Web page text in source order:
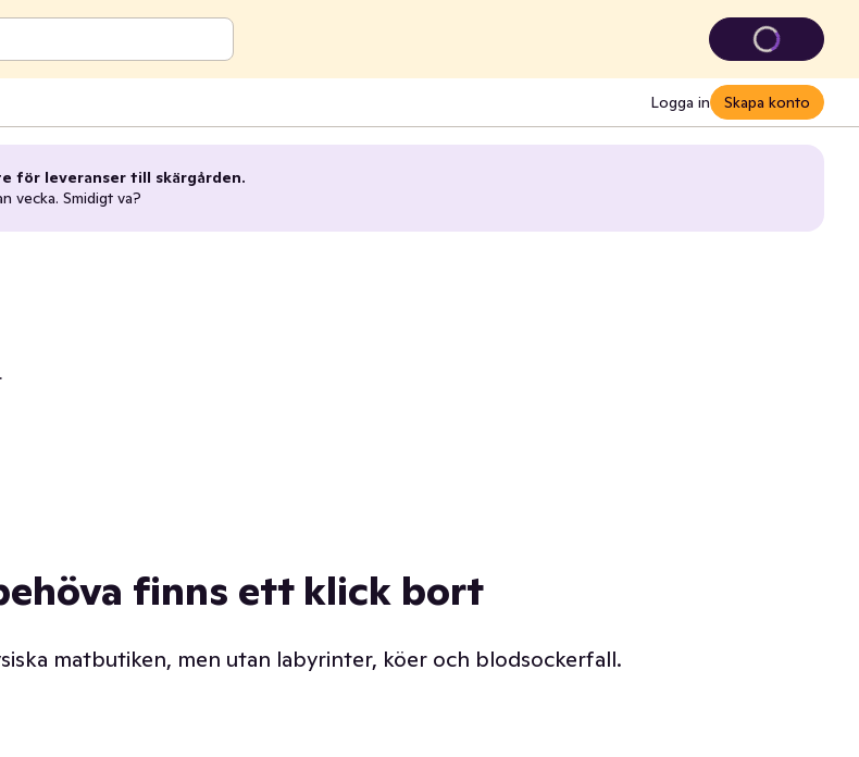
Logga in Skapa konto
för leveranser till skärgården.
vecka. Smidigt va?
finns ett klick bort
matbutiken, men utan labyrinter, köer och blodsockerfall.